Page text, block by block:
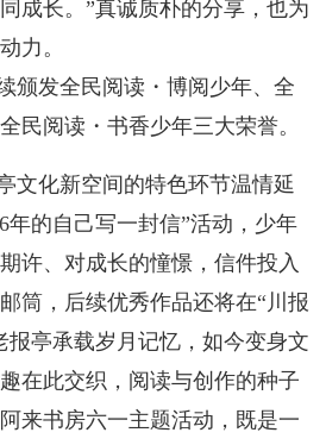
成长。”真诚质朴的分享，也为
力。
颁发全民阅读・博阅少年、全
民阅读・书香少年三大荣誉。
文化新空间的特色环节温情延
年的自己写一封信”活动，少年
许、对成长的憧憬，信件投入
筒，后续优秀作品还将在“川报
报亭承载岁月记忆，如今变身文
在此交织，阅读与创作的种子
来书房六一主题活动，既是一